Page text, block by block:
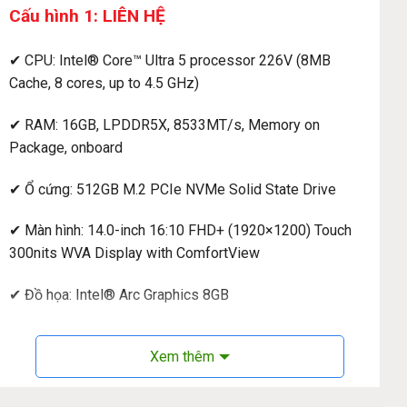
Cấu hình 1: LIÊN HỆ
✔ CPU: Intel® Core™ Ultra 5 processor 226V (8MB
Cache, 8 cores, up to 4.5 GHz)
✔ RAM: 16GB, LPDDR5X, 8533MT/s, Memory on
Package, onboard
✔ Ổ cứng: 512GB M.2 PCIe NVMe Solid State Drive
✔ Màn hình: 14.0-inch 16:10 FHD+ (1920×1200) Touch
300nits WVA Display with ComfortView
✔ Đồ họa: Intel® Arc Graphics 8GB
✔ Webcam: 1080p FHD
✔ Kết nối: 1 USB 3.2 Gen 1 Type-A (5 Gbps) 1 USB 3.2
Xem thêm